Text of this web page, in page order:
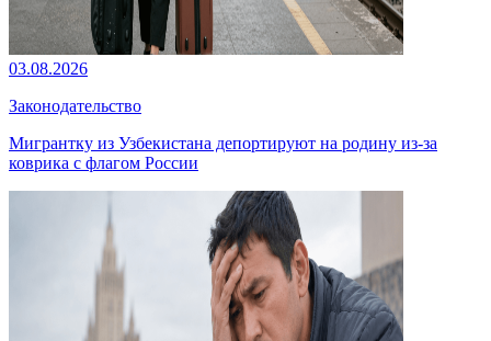
03.08.2026
Законодательство
Мигрантку из Узбекистана депортируют на родину из-за
коврика с флагом России